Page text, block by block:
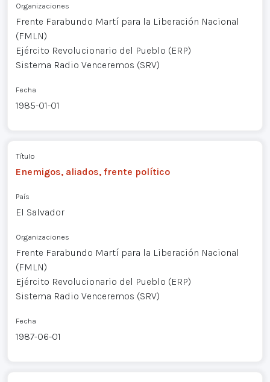
Organizaciones
Frente Farabundo Martí para la Liberación Nacional
(FMLN)
Ejército Revolucionario del Pueblo (ERP)
Sistema Radio Venceremos (SRV)
Fecha
1985-01-01
Título
Enemigos, aliados, frente político
País
El Salvador
Organizaciones
Frente Farabundo Martí para la Liberación Nacional
(FMLN)
Ejército Revolucionario del Pueblo (ERP)
Sistema Radio Venceremos (SRV)
Fecha
1987-06-01